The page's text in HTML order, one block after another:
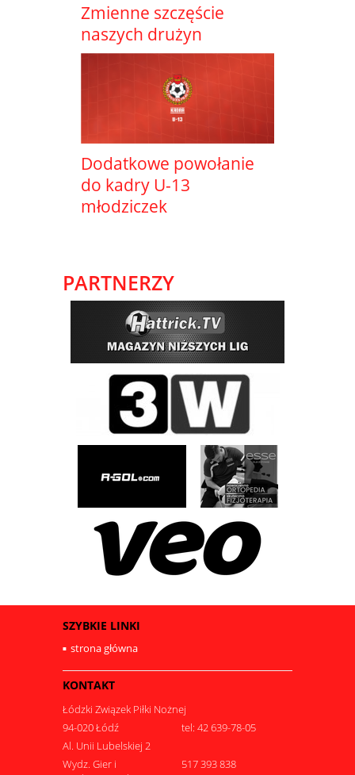
Zmienne szczęście
naszych drużyn
Dodatkowe powołanie
do kadry U-13
młodziczek
PARTNERZY
SZYBKIE LINKI
strona główna
KONTAKT
Łódzki Związek Piłki Nożnej
94-020 Łódź
tel: 42 639-78-05
Al. Unii Lubelskiej 2
Wydz. Gier i
517 393 838